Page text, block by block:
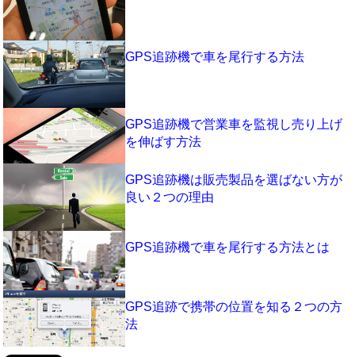
GPS追跡機で車を尾行する方法
GPS追跡機で営業車を監視し売り上げ
を伸ばす方法
GPS追跡機は販売製品を選ばない方が
良い２つの理由
GPS追跡機で車を尾行する方法とは
GPS追跡で携帯の位置を知る２つの方
法